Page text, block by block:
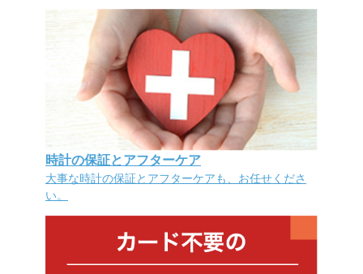
時計の保証とアフターケア
大事な時計の保証とアフターケアも、お任せくださ
い。